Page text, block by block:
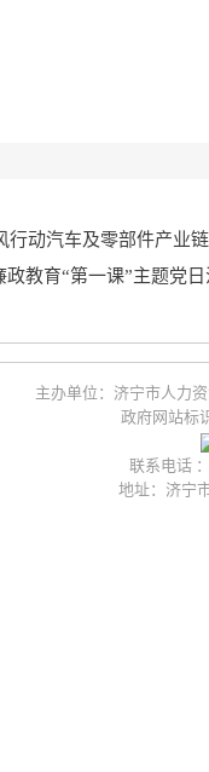
行动汽车及零部件产业
教育“第一课”主题党
主办单位：济宁市人力
政府网站标
联系电话
地址：济宁